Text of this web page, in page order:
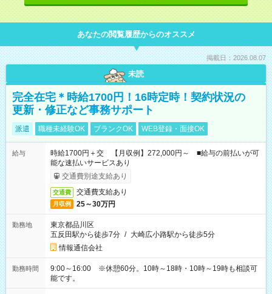
あなたの閲覧履歴からのオススメ
掲載日：2026.08.07
未読
完全在宅＊時給1700円！16時定時！契約状況の
更新・修正など事務サポート
派遣 職種未経験OK ブランクOK WEB登録・面接OK
給与
時給1700円＋交 【月収例】272,000円～ ■給与の前払いが可
能な速払いサービスあり
交通費別途支給あり
交通費 交通費支給あり
月収例 25～30万円
勤務地
東京都品川区
五反田駅から徒歩7分 / 大崎広小路駅から徒歩5分
情報通信会社
勤務時間
9:00～16:00 ※休憩60分。10時～18時・10時～19時も相談可
能です。